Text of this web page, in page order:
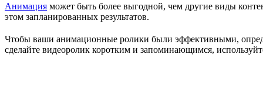
Анимация может быть более выгодной, чем другие виды
этом запланированных результатов.
Чтобы ваши анимационные ролики были эффективными,
сделайте видеоролик коротким и запоминающимся,